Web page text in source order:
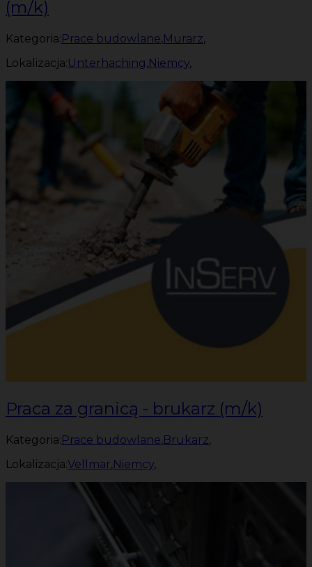
(m/k)
Kategoria:Prace budowlane,Murarz,
Lokalizacja:Unterhaching,Niemcy,
Praca za granicą - brukarz (m/k)
Kategoria:Prace budowlane,Brukarz,
Lokalizacja:Vellmar,Niemcy,